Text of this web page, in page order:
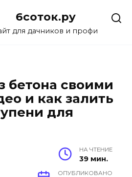
6соток.ру
для дачников и профи
бетона своими
и как залить
для
НА ЧТЕНИЕ
39 мин.
ОПУБЛИКОВАНО